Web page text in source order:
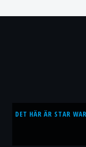
DET HÄR ÄR STAR